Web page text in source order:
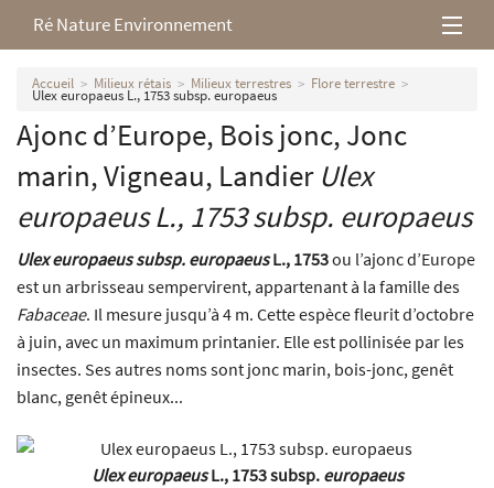
Ré Nature Environnement
L’association
Milieux rétais
Nos parutions
Accueil Milieux rétais Milieux terrestres Flore terrestre
Ulex europaeus L., 1753 subsp. europaeus
Ajonc d’Europe, Bois jonc, Jonc
marin, Vigneau, Landier Ulex
europaeusL., 1753 subsp. europaeus
Ulex europaeus subsp. europaeusL., 1753ou l’ajonc d’Europe
est un arbrisseau sempervirent, appartenant à la famille des
Fabaceae. Il mesure jusqu’à 4 m. Cette espèce fleurit d’octobre
à juin, avec un maximum printanier. Elle est pollinisée par les
insectes. Ses autres noms sont jonc marin, bois-jonc, genêt
blanc, genêt épineux...
Ulex europaeusL., 1753 subsp. europaeus